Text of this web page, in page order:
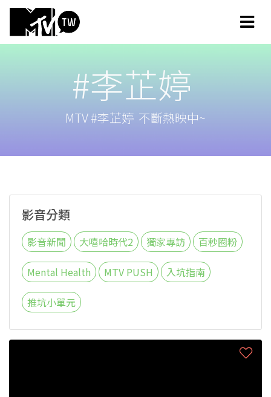
#李芷婷
MTV #李芷婷 不斷熱映中~
影音分類
影音新聞 大嘻哈時代2 獨家專訪 百秒圈粉
Mental Health MTV PUSH 入坑指南
推坑小單元